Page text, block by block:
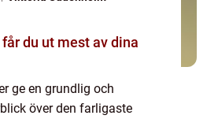
ge en grundlig och
över den farligaste